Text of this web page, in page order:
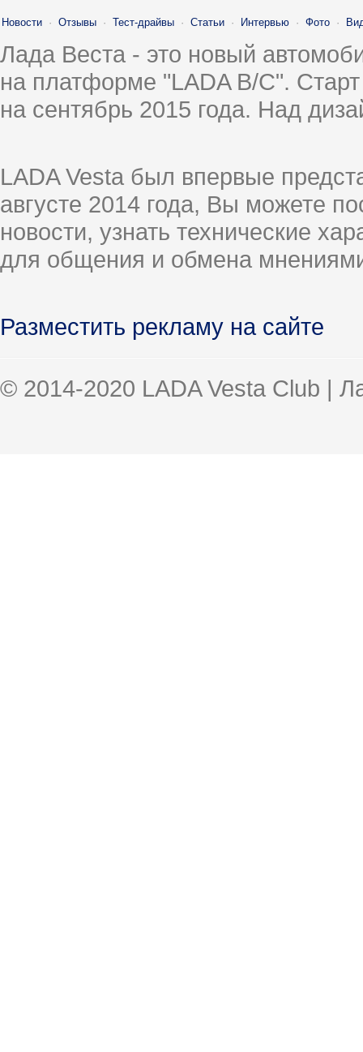
Новости · Отзывы · Тест-драйвы · Статьи · Интервью · Фото ·
Лада Веста - это новый
на платформе "LADA B/C".
на сентябрь 2015 года. Над
LADA Vesta был впервые
августе 2014 года, Вы можете
новости, узнать технические
для общения и обмена
Разместить рекламу на сайте
© 2014-2020 LADA Vesta Club |